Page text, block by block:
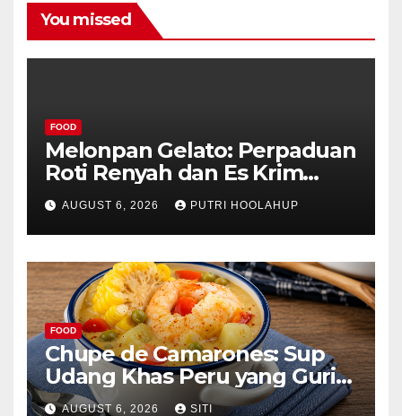
You missed
FOOD
Melonpan Gelato: Perpaduan
Roti Renyah dan Es Krim
Lembut yang Menggoda
AUGUST 6, 2026 PUTRI HOOLAHUP
FOOD
Chupe de Camarones: Sup
Udang Khas Peru yang Gurih
Lezat
AUGUST 6, 2026 SITI